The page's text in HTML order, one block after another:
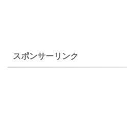
スポンサーリンク